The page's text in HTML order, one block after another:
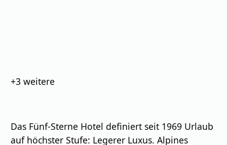
+3 weitere
Das Fünf-Sterne Hotel definiert seit 1969 Urlaub
auf höchster Stufe: Legerer Luxus. Alpines